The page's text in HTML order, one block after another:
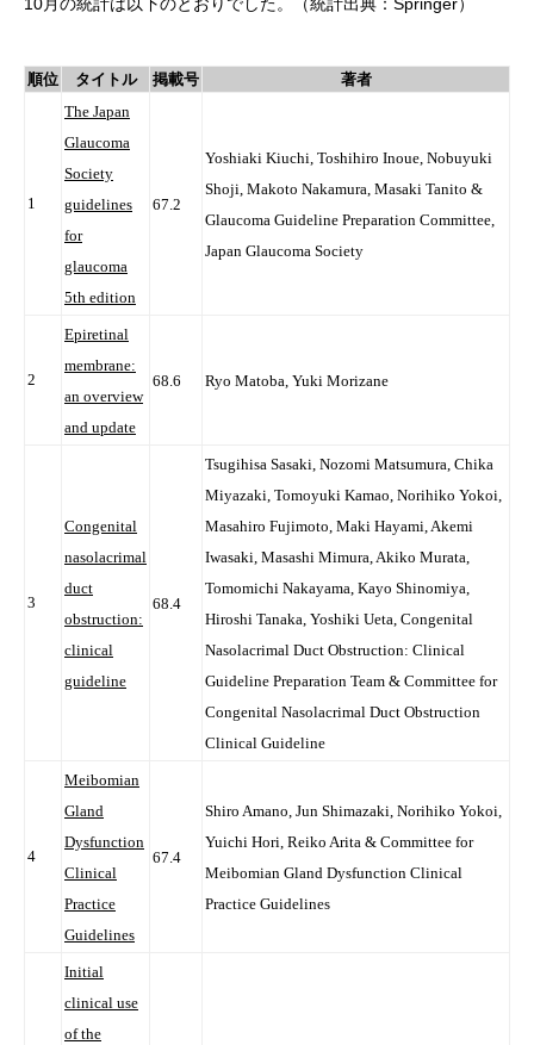
順位 タイトル 掲載号 著者
1
The Japan
Glaucoma
Society
guidelines
for
glaucoma
5th edition
67.2
Yoshiaki Kiuchi, Toshihiro Inoue, Nobuyuki
Shoji, Makoto Nakamura, Masaki Tanito &
Glaucoma Guideline Preparation Committee,
Japan Glaucoma Society
2
Epiretinal
membrane:
an overview
and update
68.6 Ryo Matoba, Yuki Morizane
3
Congenital
nasolacrimal
duct
obstruction:
clinical
guideline
68.4
Tsugihisa Sasaki, Nozomi Matsumura, Chika
Miyazaki, Tomoyuki Kamao, Norihiko Yokoi,
Masahiro Fujimoto, Maki Hayami, Akemi
Iwasaki, Masashi Mimura, Akiko Murata,
Tomomichi Nakayama, Kayo Shinomiya,
Hiroshi Tanaka, Yoshiki Ueta, Congenital
Nasolacrimal Duct Obstruction: Clinical
Guideline Preparation Team & Committee for
Congenital Nasolacrimal Duct Obstruction
Clinical Guideline
4
Meibomian
Gland
Dysfunction
Clinical
Practice
Guidelines
67.4
Shiro Amano, Jun Shimazaki, Norihiko Yokoi,
Yuichi Hori, Reiko Arita & Committee for
Meibomian Gland Dysfunction Clinical
Practice Guidelines
Initial
clinical use
of the